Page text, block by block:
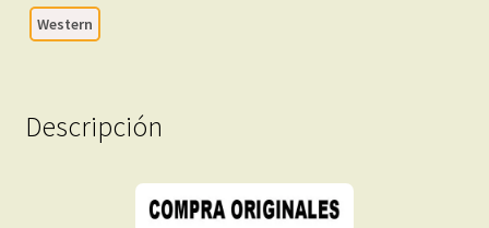
Descarga
Inmediata
Western
Descripción